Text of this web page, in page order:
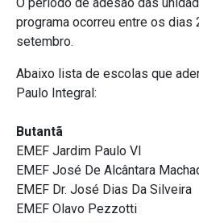
programa ocorreu entre os dias
setembro.
Abaixo lista de escolas que
Paulo Integral:
Butantã
EMEF Jardim Paulo VI
EMEF José De Alcântara
EMEF Dr. José Dias Da Silveira
EMEF Olavo Pezzotti